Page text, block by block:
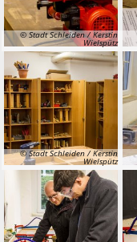
© Stadt Schleiden / Kerstin
Wielspütz
© Stadt Schleiden / Kerstin
Wielspütz